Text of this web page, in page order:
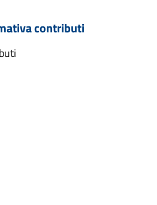
contributi